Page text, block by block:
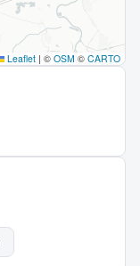
Leaflet | © OSM © CARTO